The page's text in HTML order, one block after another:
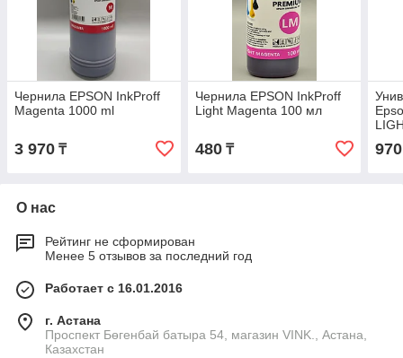
Чернила EPSON InkProff
Magenta 1000 ml
3 970 ₸
Чернила EPSON InkProff
Light Magenta 100 мл
480₸ 970
О нас
Рейтинг не сформирован
Менее 5 отзывов за последний год
Работает с 16.01.2016
г. Астана
Проспект Бөгенбай батыра 54, магазин VINK., Астана,
Казахстан